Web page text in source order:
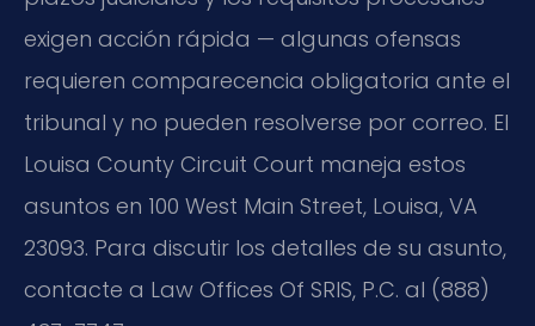
exigen acción rápida — algunas ofensas
requieren comparecencia obligatoria ante el
tribunal y no pueden resolverse por correo. El
Louisa County Circuit Court maneja estos
asuntos en 100 West Main Street, Louisa, VA
23093. Para discutir los detalles de su asunto,
contacte a Law Offices Of SRIS, P.C. al (888)